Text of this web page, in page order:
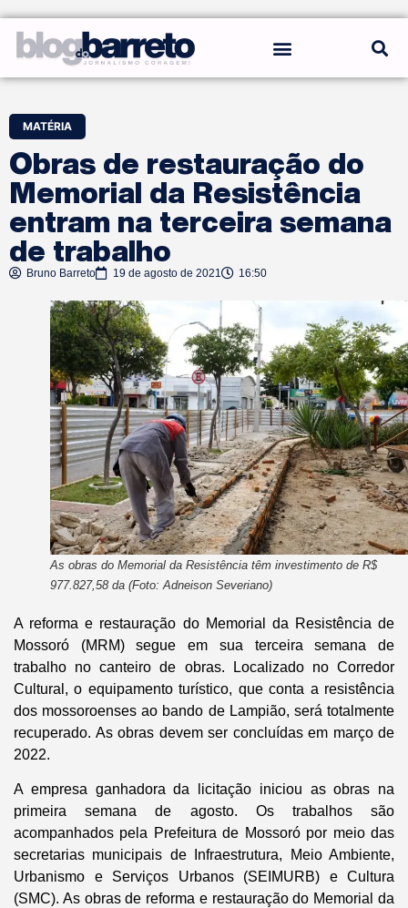
MATÉRIA
Obras de restauração do
Memorial da Resistência
entram na terceira semana
de trabalho
Bruno Barreto 19 de agosto de 2021 16:50
As obras do Memorial da Resistência têm investimento de R$
977.827,58 da (Foto: Adneison Severiano)
A reforma e restauração do Memorial da Resistência de
Mossoró (MRM) segue em sua terceira semana de
trabalho no canteiro de obras. Localizado no Corredor
Cultural, o equipamento turístico, que conta a resistência
dos mossoroenses ao bando de Lampião, será totalmente
recuperado. As obras devem ser concluídas em março de
2022.
A empresa ganhadora da licitação iniciou as obras na
primeira semana de agosto. Os trabalhos são
acompanhados pela Prefeitura de Mossoró por meio das
secretarias municipais de Infraestrutura, Meio Ambiente,
Urbanismo e Serviços Urbanos (SEIMURB) e Cultura
(SMC). As obras de reforma e restauração do Memorial da